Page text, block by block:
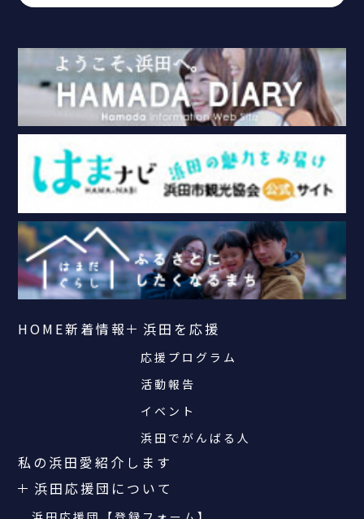
HOME新着情報 浜田を応援
応援プログラム
活動報告
イベント
浜田でがんばる人
私の浜田愛紹介します
浜田応援団について